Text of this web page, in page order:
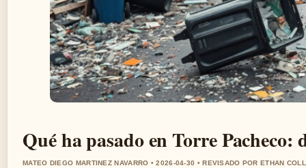
Qué ha pasado en Torre
MATEO DIEGO MARTINEZ NAVARRO • 2026-04-30 • REVISADO POR ETHAN